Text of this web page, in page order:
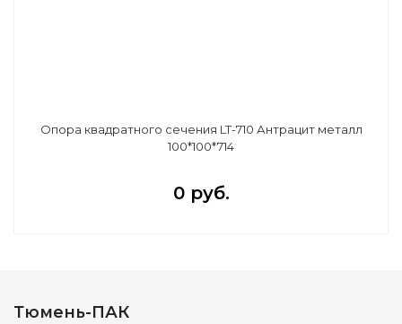
Опора квадратного сечения LT-710 Антрацит металл
100*100*714
0 руб.
Тюмень-ПАК